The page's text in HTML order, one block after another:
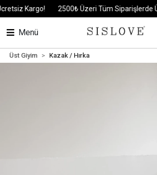
Kargo! 2500₺ Üzeri Tüm Siparişlerde
Menü
Üst Giyim Kazak / Hırka